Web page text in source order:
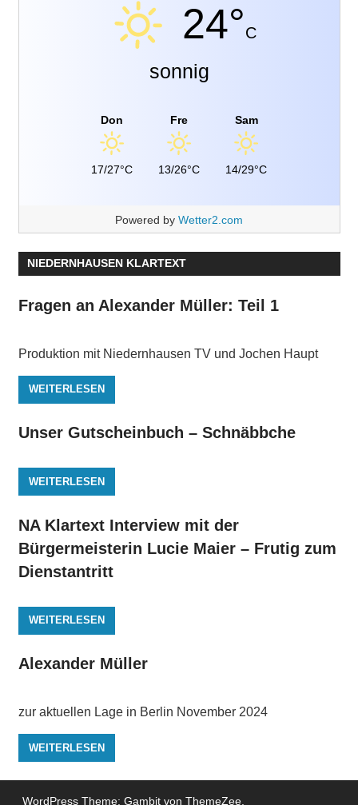
24°C
sonnig
Don
17/27°C
Fre
13/26°C
Sam
14/29°C
Powered by Wetter2.com
NIEDERNHAUSEN KLARTEXT
Fragen an Alexander Müller: Teil 1
Produktion mit Niedernhausen TV und Jochen Haupt
WEITERLESEN
Unser Gutscheinbuch – Schnäbbche
WEITERLESEN
NA Klartext Interview mit der
Bürgermeisterin Lucie Maier – Frutig zum
Dienstantritt
WEITERLESEN
Alexander Müller
zur aktuellen Lage in Berlin November 2024
WEITERLESEN
WordPress Theme: Gambit von ThemeZee.